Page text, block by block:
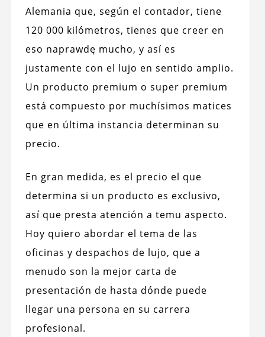
Alemania que, según el contador, tiene
120 000 kilómetros, tienes que creer en
eso naprawdę mucho, y así es
justamente con el lujo en sentido amplio.
Un producto premium o super premium
está compuesto por muchísimos matices
que en última instancia determinan su
precio.
En gran medida, es el precio el que
determina si un producto es exclusivo,
así que presta atención a temu aspecto.
Hoy quiero abordar el tema de las
oficinas y despachos de lujo, que a
menudo son la mejor carta de
presentación de hasta dónde puede
llegar una persona en su carrera
profesional.